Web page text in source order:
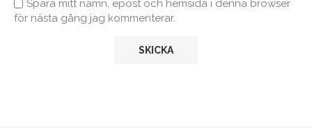
Spara mitt namn, epost och hemsida i denna browser
för nästa gång jag kommenterar.